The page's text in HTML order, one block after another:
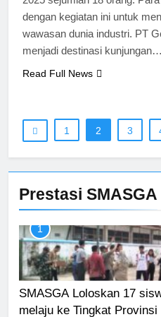
Prestasi SMASGA
1
SMASGA Loloskan 17
melaju ke Tingkat Provinsi
dengan kegiatan ini untuk
wawasan dunia industri. PT
menjadi destinasi kunjungan…
Read Full News
1 2 3